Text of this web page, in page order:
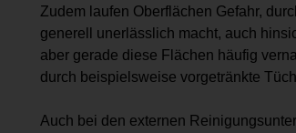
Zudem laufen Oberflächen Gefahr,
generell unerlässlich macht, auch
aber gerade diese Flächen häufig
durch beispielsweise vorgetränkte
Auch bei den externen